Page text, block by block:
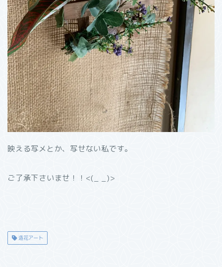
映える写メとか、写せない私です。
ご了承下さいませ！！<(_ _)>
造花アート